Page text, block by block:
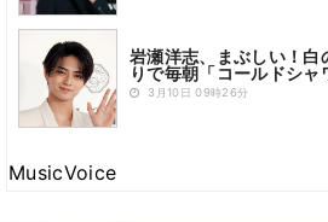
岩瀬洋志、まぶしい！
りで毎朝「コールドシャ
3月10日 09時26分
MusicVoice